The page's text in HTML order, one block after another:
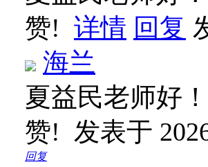
赞! 详情 回复
海兰
夏益民老师好
赞! 发表于
回复